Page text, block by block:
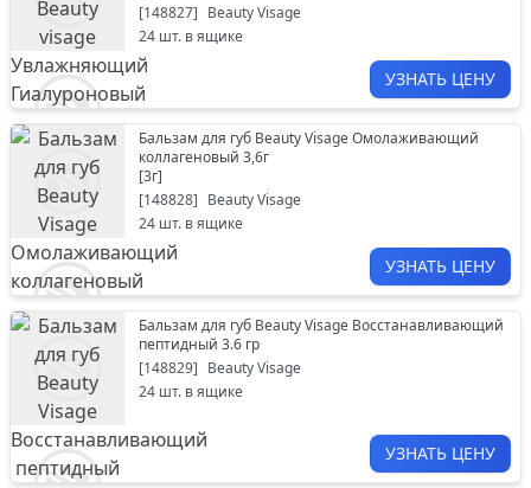
[148827] Beauty Visage
24 шт. в ящике
УЗНАТЬ ЦЕНУ
Бальзам для губ Beauty Visage Омолаживающий
коллагеновый 3,6г
[3г]
[148828] Beauty Visage
24 шт. в ящике
УЗНАТЬ ЦЕНУ
Бальзам для губ Beauty Visage Восстанавливающий
пептидный 3.6 гр
[148829] Beauty Visage
24 шт. в ящике
УЗНАТЬ ЦЕНУ